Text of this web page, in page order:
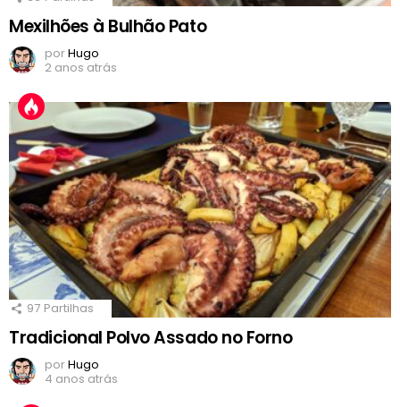
Mexilhões à Bulhão Pato
porHugo
2 anos atrás
97 Partilhas
Tradicional Polvo Assado no Forno
porHugo
4 anos atrás